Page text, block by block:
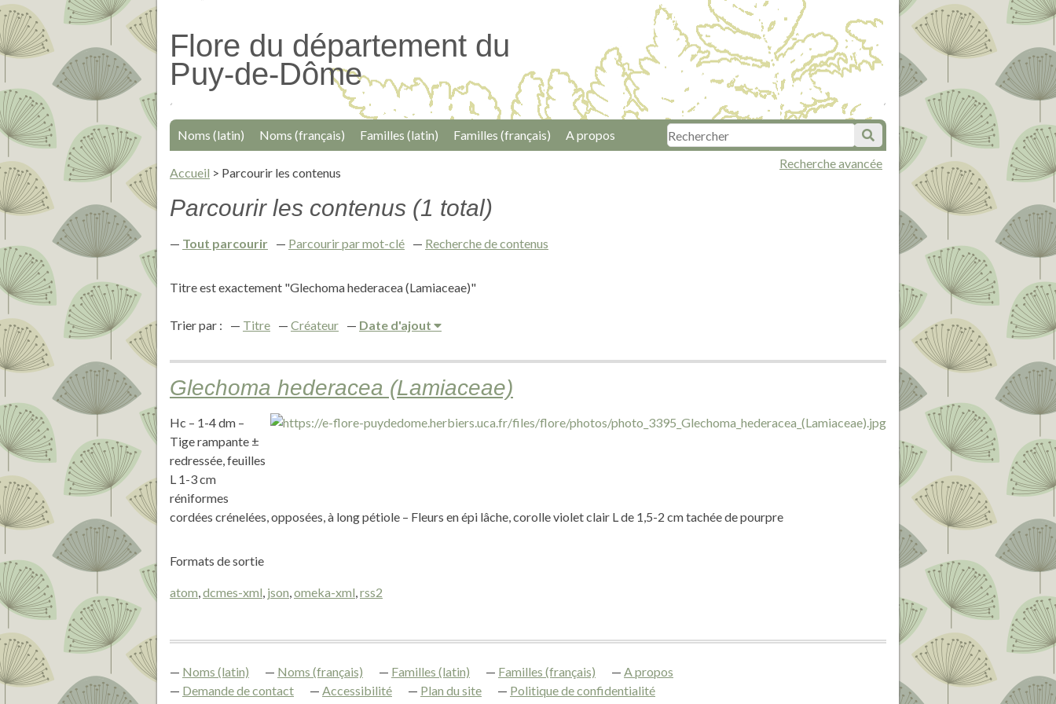
Passer
au
contenu
Flore du département du
Puy-de-Dôme
Recherche avancée
Noms (latin) Noms (français) Familles (latin) Familles (français) A propos
Accueil > Parcourir les contenus
Parcourir les contenus (1 total)
Tout parcourir Parcourir par mot-clé Recherche de contenus
Titre est exactement "Glechoma hederacea (Lamiaceae)"
Trier par : Titre Créateur Date d'ajout
Glechoma hederacea (Lamiaceae)
Hc – 1-4 dm –
Tige rampante ±
redressée, feuilles
L 1-3 cm
réniformes
cordées crénelées, opposées, à long pétiole – Fleurs en épi lâche, corolle violet clair L de 1,5-2 cm tachée de pourpre
Formats de sortie
atom,dcmes-xml, json,omeka-xml,rss2
Noms (latin) Noms (français) Familles (latin) Familles (français)
A propos
Demande de contact
Accessibilité Plan du site Politique de confidentialité